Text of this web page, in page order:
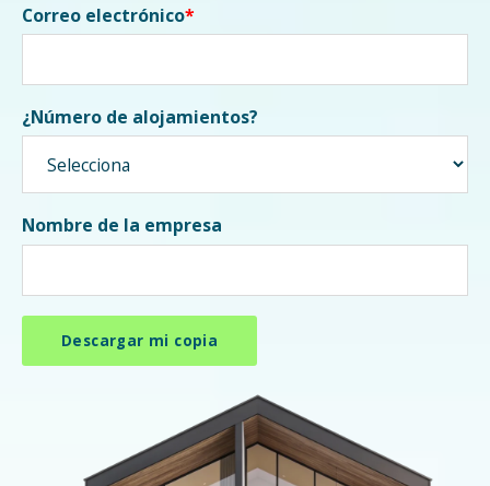
Correo electrónico*
¿Número de alojamientos?
Nombre de la empresa